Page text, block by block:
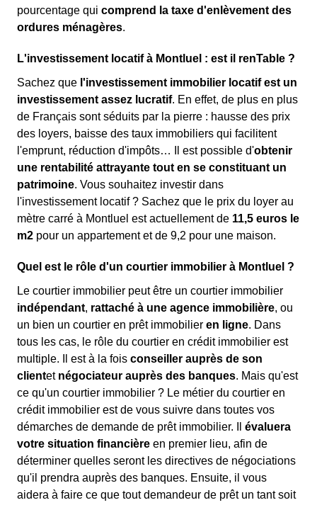
pourcentage qui comprend la taxe d'enlèvement des
ordures ménagères.
L'investissement locatif à Montluel : est il renTable ?
Sachez que l'investissement immobilier locatif est un
investissement assez lucratif. En effet, de plus en plus
de Français sont séduits par la pierre : hausse des prix
des loyers, baisse des taux immobiliers qui facilitent
l'emprunt, réduction d'impôts… Il est possible d'obtenir
une rentabilité attrayante tout en se constituant un
patrimoine. Vous souhaitez investir dans
l'investissement locatif ? Sachez que le prix du loyer au
mètre carré à Montluel est actuellement de 11,5 euros le
m2 pour un appartement et de 9,2 pour une maison.
Quel est le rôle d'un courtier immobilier à Montluel ?
Le courtier immobilier peut être un courtier immobilier
indépendant, rattaché à une agence immobilière, ou
un bien un courtier en prêt immobilier en ligne. Dans
tous les cas, le rôle du courtier en crédit immobilier est
multiple. Il est à la fois conseiller auprès de son
clientet négociateur auprès des banques. Mais qu'est
ce qu'un courtier immobilier ? Le métier du courtier en
crédit immobilier est de vous suivre dans toutes vos
démarches de demande de prêt immobilier. Il évaluera
votre situation financière en premier lieu, afin de
déterminer quelles seront les directives de négociations
qu'il prendra auprès des banques. Ensuite, il vous
aidera à faire ce que tout demandeur de prêt un tant soit